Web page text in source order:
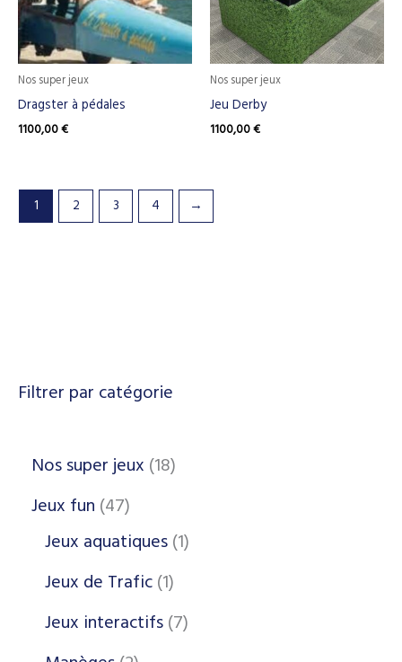
Filtrer par catégorie
Nos super jeux 18
Jeux fun 47
Jeux aquatiques 1
Jeux de Trafic 1
Jeux interactifs 7
Nos super jeux
Dragster à pédales
1100,00€
Nos super jeux
Jeu Derby
1100,00€
1 2 3 4 →